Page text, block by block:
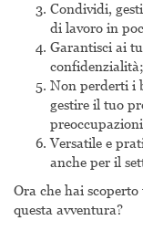
Condividi,
di lavoro in
Garantisci ai
confidenzialità;
Non perderti i
gestire il tuo
Versatile e
anche per il
Ora che hai
questa avventura?